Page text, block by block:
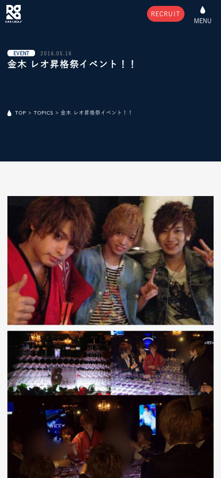
MENU
RECRUIT
EVENT 2016.05.16
金木 レオ昇格祭イベント！！
TOP > TOPICS > 金木 レオ昇格祭イベント！！